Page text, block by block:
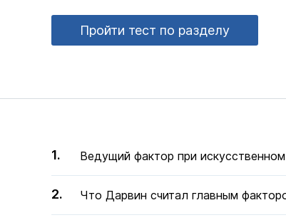
Пройти тест по разделу
Ведущий фактор при
Что Дарвин считал главным